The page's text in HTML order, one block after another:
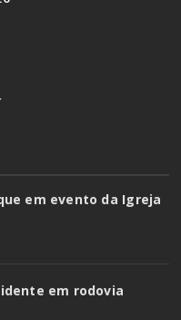
em evento da Igreja
em rodovia